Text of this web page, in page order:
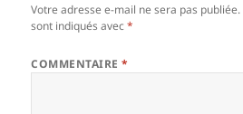
Votre adresse e-mail ne sera pas publiée.
sont indiqués avec*
COMMENTAIRE*